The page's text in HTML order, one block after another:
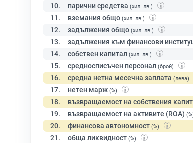
10. парични средства (хил. лв.)
11. вземания общо (хил. лв.)
12. задължения общо (хил. лв.)
13. задължения към финансови
14. собствен капитал (хил. лв.)
15. средносписъчен персонал (брой)
16. средна нетна месечна заплата (лева)
17. нетен марж (%)
18. възвращаемост на собствения
19. възвращаемост на активите (ROA)
20. финансова автономност (%)
21. обща ликвидност (%)